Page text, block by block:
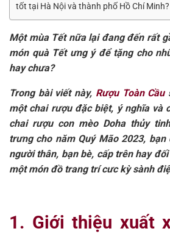
tốt tại Hà Nội và thành phố Hồ Chí Minh?
Một mùa Tết nữa lại đang đến rất
món quà Tết ưng ý để tặng cho
hay chưa?
Trong bài viết này, Rượu Toàn Cầu
một chai rượu đặc biệt, ý nghĩa và
chai rượu con mèo Doha thủy
trưng cho năm Quý Mão 2023,
người thân, bạn bè, cấp trên hay
một món đồ trang trí cưc kỳ sành
1. Giới thiệu xuất